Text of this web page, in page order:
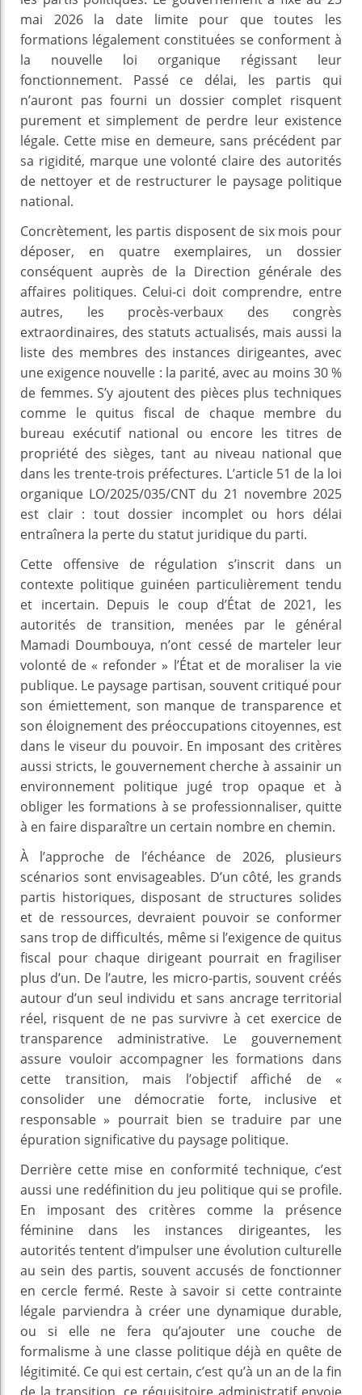
mai 2026 la date limite pour que toutes les
formations légalement constituées se conforment à
la nouvelle loi organique régissant leur
fonctionnement. Passé ce délai, les partis qui
n’auront pas fourni un dossier complet risquent
purement et simplement de perdre leur existence
légale. Cette mise en demeure, sans précédent par
sa rigidité, marque une volonté claire des autorités
de nettoyer et de restructurer le paysage politique
national.
Concrètement, les partis disposent de six mois pour
déposer, en quatre exemplaires, un dossier
conséquent auprès de la Direction générale des
affaires politiques. Celui-ci doit comprendre, entre
autres, les procès-verbaux des congrès
extraordinaires, des statuts actualisés, mais aussi la
liste des membres des instances dirigeantes, avec
une exigence nouvelle : la parité, avec au moins 30 %
de femmes. S’y ajoutent des pièces plus techniques
comme le quitus fiscal de chaque membre du
bureau exécutif national ou encore les titres de
propriété des sièges, tant au niveau national que
dans les trente-trois préfectures. L’article 51 de la loi
organique LO/2025/035/CNT du 21 novembre 2025
est clair : tout dossier incomplet ou hors délai
entraînera la perte du statut juridique du parti.
Cette offensive de régulation s’inscrit dans un
contexte politique guinéen particulièrement tendu
et incertain. Depuis le coup d’État de 2021, les
autorités de transition, menées par le général
Mamadi Doumbouya, n’ont cessé de marteler leur
volonté de « refonder » l’État et de moraliser la vie
publique. Le paysage partisan, souvent critiqué pour
son émiettement, son manque de transparence et
son éloignement des préoccupations citoyennes, est
dans le viseur du pouvoir. En imposant des critères
aussi stricts, le gouvernement cherche à assainir un
environnement politique jugé trop opaque et à
obliger les formations à se professionnaliser, quitte
à en faire disparaître un certain nombre en chemin.
À l’approche de l’échéance de 2026, plusieurs
scénarios sont envisageables. D’un côté, les grands
partis historiques, disposant de structures solides
et de ressources, devraient pouvoir se conformer
sans trop de difficultés, même si l’exigence de quitus
fiscal pour chaque dirigeant pourrait en fragiliser
plus d’un. De l’autre, les micro-partis, souvent créés
autour d’un seul individu et sans ancrage territorial
réel, risquent de ne pas survivre à cet exercice de
transparence administrative. Le gouvernement
assure vouloir accompagner les formations dans
cette transition, mais l’objectif affiché de «
consolider une démocratie forte, inclusive et
responsable » pourrait bien se traduire par une
épuration significative du paysage politique.
Derrière cette mise en conformité technique, c’est
aussi une redéfinition du jeu politique qui se profile.
En imposant des critères comme la présence
féminine dans les instances dirigeantes, les
autorités tentent d’impulser une évolution culturelle
au sein des partis, souvent accusés de fonctionner
en cercle fermé. Reste à savoir si cette contrainte
légale parviendra à créer une dynamique durable,
ou si elle ne fera qu’ajouter une couche de
formalisme à une classe politique déjà en quête de
légitimité. Ce qui est certain, c’est qu’à un an de la fin